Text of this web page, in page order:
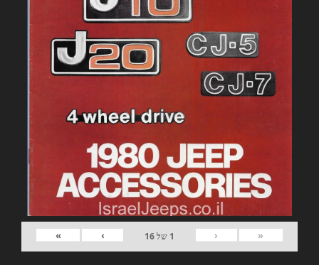
«
‹
1 של16
›
»